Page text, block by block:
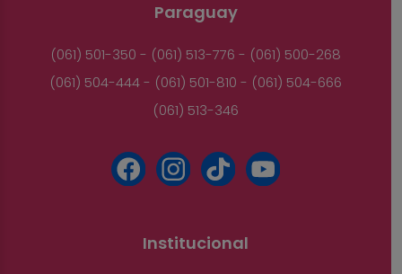
Paraguay
(061) 501-350 - (061) 513-776 - (061) 500-268
(061) 504-444 - (061) 501-810 - (061) 504-666
(061) 513-346
Institucional